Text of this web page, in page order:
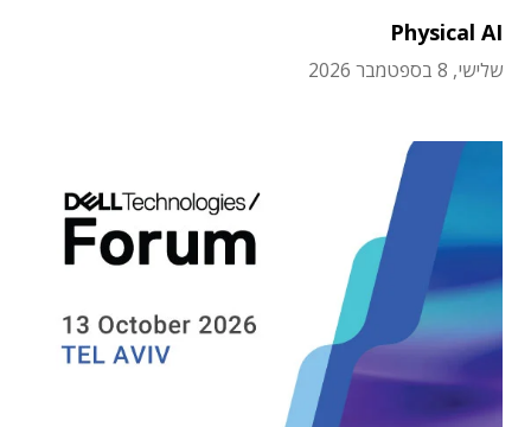
Physical AI
שלישי, 8 בספטמבר 2026